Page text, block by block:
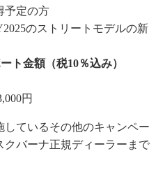
予定の方
のストリートモデルの新
ト金額（税10％込み）
円
ているその他のキャンペー
クバーナ正規ディーラーまで